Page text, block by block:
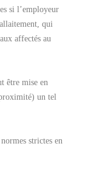
si l’employeur
qui
affectés au
être mise en
un tel
strictes en